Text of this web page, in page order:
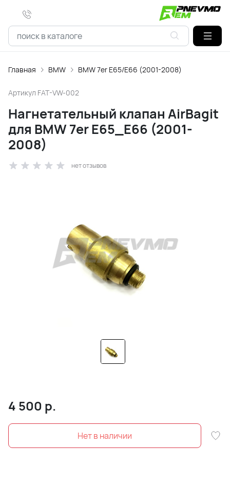
Главная BMW BMW 7er E65/E66 (2001-2008)
Артикул FAT-VW-002
Нагнетательный клапан AirBagit
для BMW 7er E65_E66 (2001-
2008)
нет отзывов
4 500 р.